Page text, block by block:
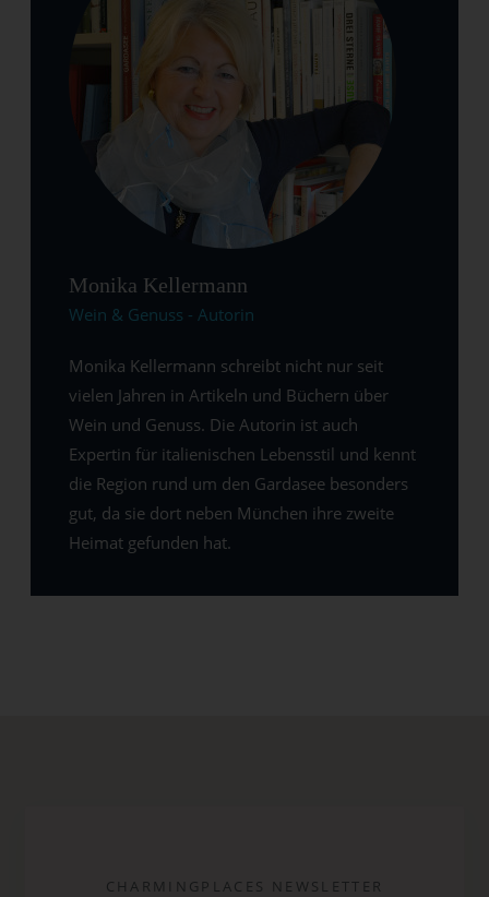
Monika Kellermann
Wein & Genuss - Autorin
Monika Kellermann schreibt nicht nur seit
vielen Jahren in Artikeln und Büchern über
Wein und Genuss. Die Autorin ist auch
Expertin für italienischen Lebensstil und kennt
die Region rund um den Gardasee besonders
gut, da sie dort neben München ihre zweite
Heimat gefunden hat.
CHARMINGPLACES NEWSLETTER